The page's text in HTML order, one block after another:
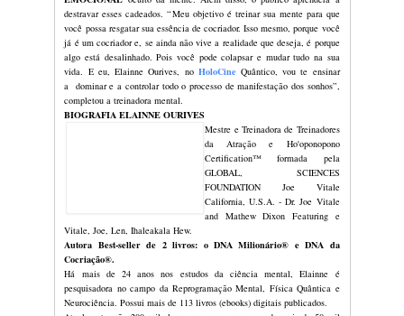
abertas para aTURMA 9, a partir de
maior do mundo na formação de
“Esta será a última temporada de
online e gratuito, que já
todo o mundo. Ao longo dos cinco
exclusivas e poderosas para
(capacidade de manifestar a realidade
e dos sentimentos) libertando as
emocionais que ainda impedem
merece”, explicou Elainne
autorabest sellerdos livros DNA
Sintonize Seu Novo Eu, ambos